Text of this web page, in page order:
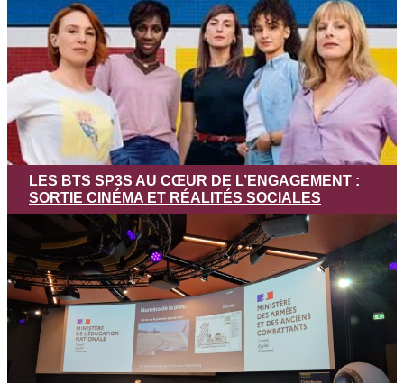
LES BTS SP3S AU CŒUR DE L’ENGAGEMENT :
SORTIE CINÉMA ET RÉALITÉS SOCIALES